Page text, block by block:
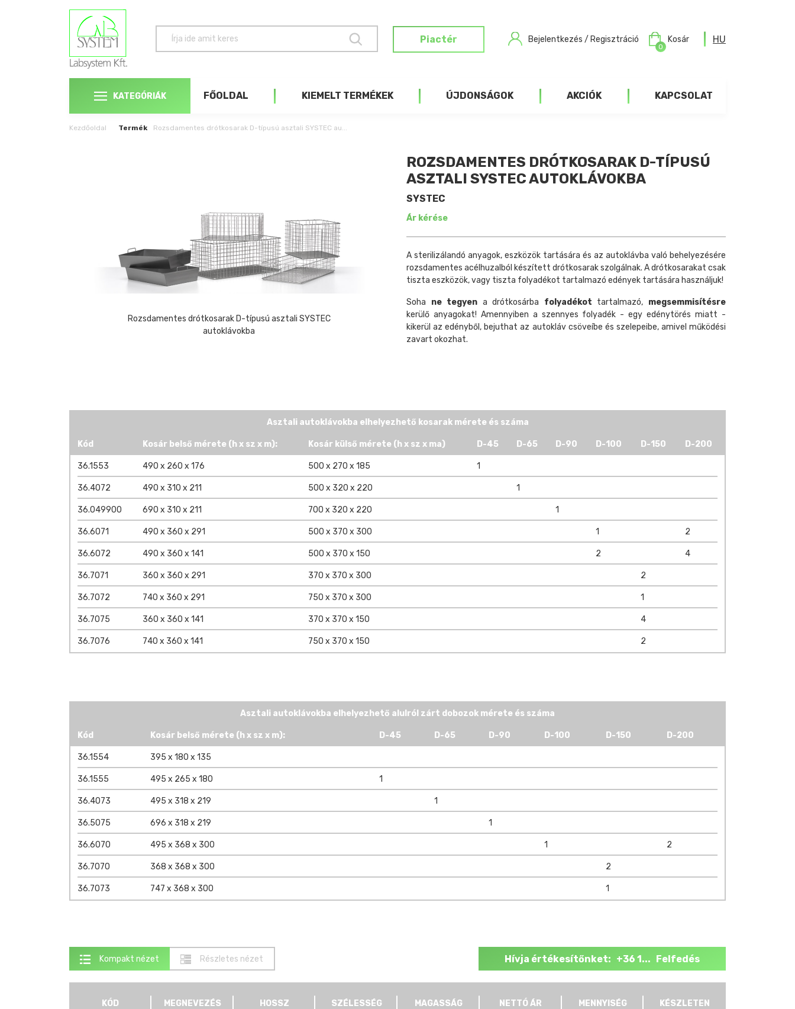
Piactér Bejelentkezés / Regisztráció
0
Kosár HU
KATEGÓRIÁK FŐOLDAL KIEMELT TERMÉKEK ÚJDONSÁGOK AKCIÓK KAPCSOLAT
Kezdőoldal Termék Rozsdamentes drótkosarak D-típusú asztali SYSTEC au...
Rozsdamentes drótkosarak D-típusú asztali SYSTEC
autoklávokba
ROZSDAMENTES DRÓTKOSARAK D-TÍPUSÚ
ASZTALI SYSTEC AUTOKLÁVOKBA
SYSTEC
Ár kérése
A sterilizálandó anyagok, eszközök tartására és az autoklávba való behelyezésére
rozsdamentes acélhuzalból készített drótkosarak szolgálnak. A drótkosarakat csak
tiszta eszközök, vagy tiszta folyadékot tartalmazó edények tartására használjuk!
Soha ne tegyen a drótkosárba folyadékot tartalmazó, megsemmisítésre
kerülő anyagokat! Amennyiben a szennyes folyadék - egy edénytörés miatt -
kikerül az edényből, bejuthat az autokláv csöveíbe és szelepeibe, amivel működési
zavart okozhat.
Asztali autoklávokba elhelyezhető kosarak mérete és száma
Kód Kosár belső mérete (h x sz x m): Kosár külső mérete (h x sz x ma) D-45 D-65 D-90 D-100 D-150 D-200
36.1553 490 x 260 x 176 500 x 270 x 185 1
36.4072 490 x 310 x 211 500 x 320 x 220 1
36.049900 690 x 310 x 211 700 x 320 x 220 1
36.6071 490 x 360 x 291 500 x 370 x 300 1 2
36.6072 490 x 360 x 141 500 x 370 x 150 2 4
36.7071 360 x 360 x 291 370 x 370 x 300 2
36.7072 740 x 360 x 291 750 x 370 x 300 1
36.7075 360 x 360 x 141 370 x 370 x 150 4
36.7076 740 x 360 x 141 750 x 370 x 150 2
Asztali autoklávokba elhelyezhető alulról zárt dobozok mérete és száma
Kód Kosár belső mérete (h x sz x m): D-45 D-65 D-90 D-100 D-150 D-200
36.1554 395 x 180 x 135
36.1555 495 x 265 x 180 1
36.4073 495 x 318 x 219 1
36.5075 696 x 318 x 219 1
36.6070 495 x 368 x 300 1 2
36.7070 368 x 368 x 300 2
36.7073 747 x 368 x 300 1
Kompakt nézet Részletes nézet Hívja értékesítőnket: +36 1... Felfedés
KÓD MEGNEVEZÉS HOSSZ SZÉLESSÉG MAGASSÁG NETTÓ ÁR MENNYISÉG KÉSZLETEN